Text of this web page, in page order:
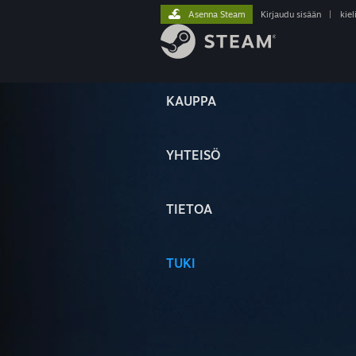
KAUPPA
YHTEISÖ
TIETOA
TUKI
Asenna Steam Kirjaudu sisään kieli